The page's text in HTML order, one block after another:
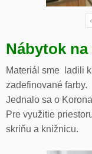
Nábytok
Materiál sme ladili
zadefinované farby.
Jednalo sa o
Pre využitie
skriňu a knižnicu.